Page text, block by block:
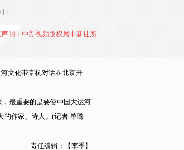
：
声明：中新视频版权属中新社所
文化带京杭对话在北京开
最重要的是要使中国大运河
的作家、诗人。(记者 单璐
责任编辑：【李季】